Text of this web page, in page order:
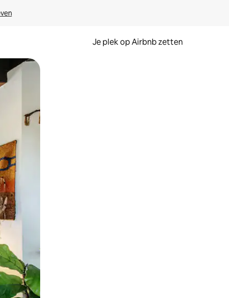
Je plek op Airbnb zetten
of swipen.